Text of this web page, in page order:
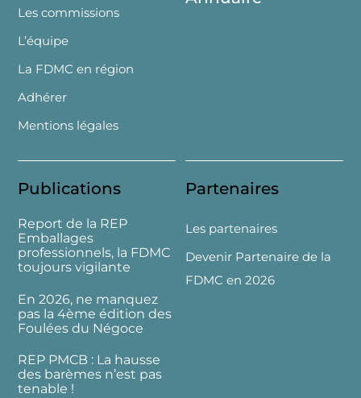
Les commissions
L’équipe
La FDMC en région
Adhérer
Mentions légales
Publications
Report de la REP
Emballages
professionnels, la FDMC
toujours vigilante
En 2026, ne manquez
pas la 4ème édition des
Foulées du Négoce
REP PMCB : La hausse
des barèmes n’est pas
tenable !
Partenaires
Les partenaires
Devenir Partenaire de la
FDMC en 2026